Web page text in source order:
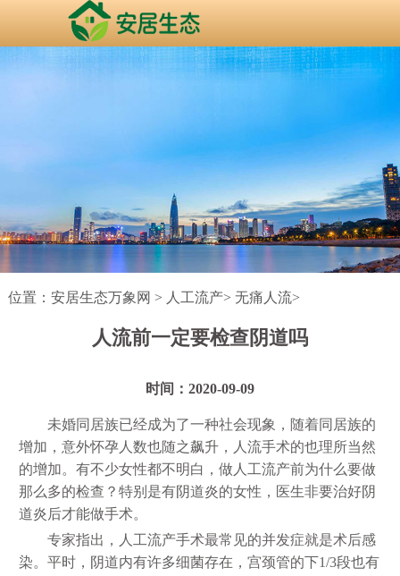
位置： 安居生态万象网 > 人工流产> 无痛人流>
人流前一定要检查阴道吗
时间：2020-09-09
未婚同居族已经成为了一种社会现象，随着同居族的
增加，意外怀孕人数也随之飙升，人流手术的也理所当然
的增加。有不少女性都不明白，做人工流产前为什么要做
那么多的检查？特别是有阴道炎的女性，医生非要治好阴
道炎后才能做手术。
专家指出，人工流产手术最常见的并发症就是术后感
染。平时，阴道内有许多细菌存在，宫颈管的下1/3段也有